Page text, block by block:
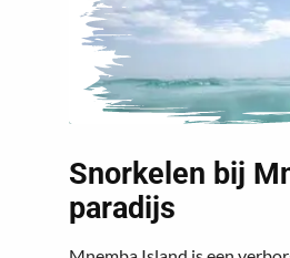
Snorkelen bij
paradijs